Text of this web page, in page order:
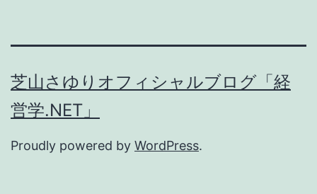
芝山さゆりオフィシャルブログ「経
営学.NET」
Proudly powered by WordPress.